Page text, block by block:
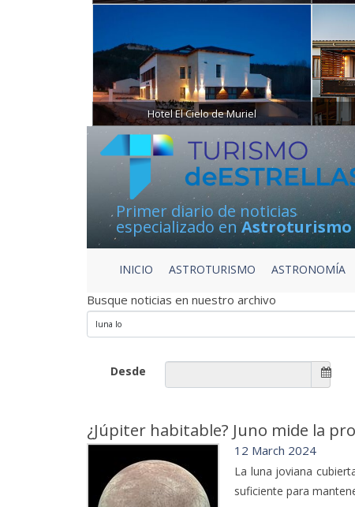
Hotel El Cielo de Muriel
Primer diario de noticias
especializado enAstroturismo
INICIO ASTROTURISMO ASTRONOMÍA
Busque noticias en nuestro archivo
Desde
¿Júpiter habitable? Juno mide la
12 March 2024
La luna joviana
suficiente para